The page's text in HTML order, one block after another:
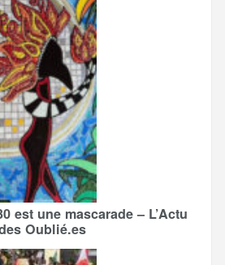
est une mascarade – L’Actu
Oublié.es